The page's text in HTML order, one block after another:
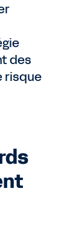
des
risque